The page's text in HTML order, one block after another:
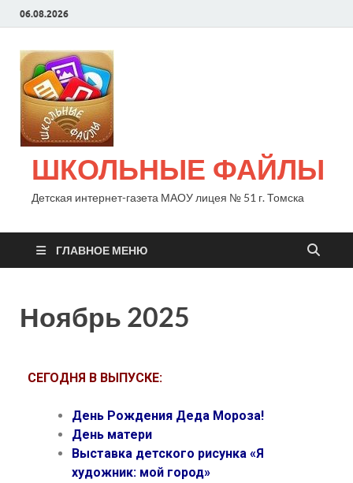
06.08.2026
ШКОЛЬНЫЕ ФАЙЛЫ
Детская интернет-газета МАОУ лицея № 51 г. Томска
ГЛАВНОЕ МЕНЮ
Ноябрь 2025
СЕГОДНЯ В ВЫПУСКЕ:
День Рождения Деда Мороза!
День матери
Выставка детского рисунка «Я
художник: мой город»